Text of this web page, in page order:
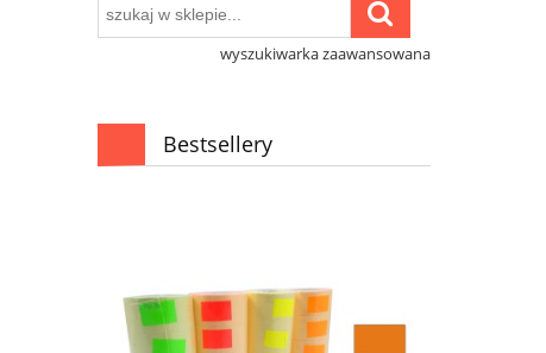
wyszukiwarka zaawansowana
Bestsellery